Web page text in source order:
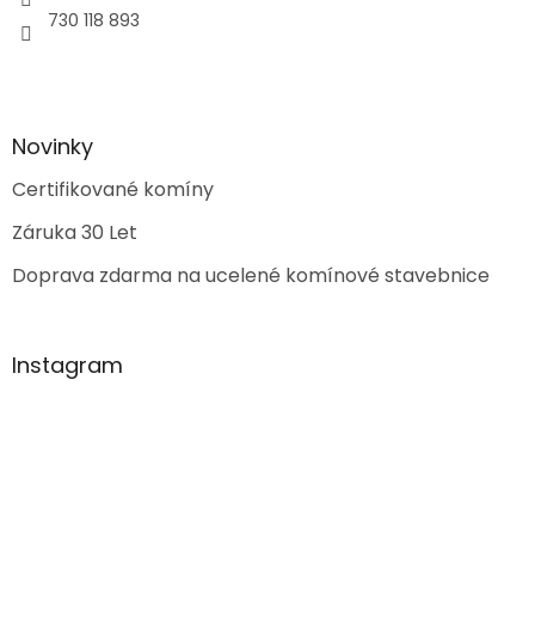
730 118 893
Novinky
Certifikované komíny
Záruka 30 Let
Doprava zdarma na ucelené komínové stavebnice
Instagram